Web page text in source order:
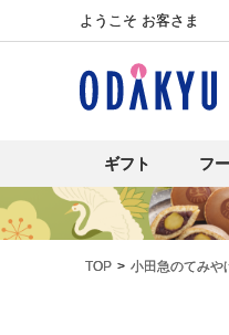
ようこそ お客さま
ギフト フ
TOP 小田急のてみや